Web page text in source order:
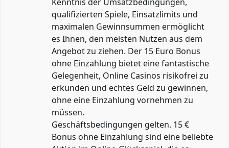
qualifizierten Spiele, Einsatzlimits und
maximalen Gewinnsummen ermöglicht
es Ihnen, den meisten Nutzen aus dem
Angebot zu ziehen. Der 15 Euro Bonus
ohne Einzahlung bietet eine fantastische
Gelegenheit, Online Casinos risikofrei zu
erkunden und echtes Geld zu gewinnen,
ohne eine Einzahlung vornehmen zu
müssen.
Geschäftsbedingungen gelten. 15 €
Bonus ohne Einzahlung sind eine beliebte